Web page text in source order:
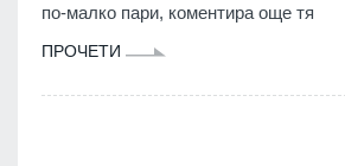
по-малко пари, коментира още тя
ПРОЧЕТИ